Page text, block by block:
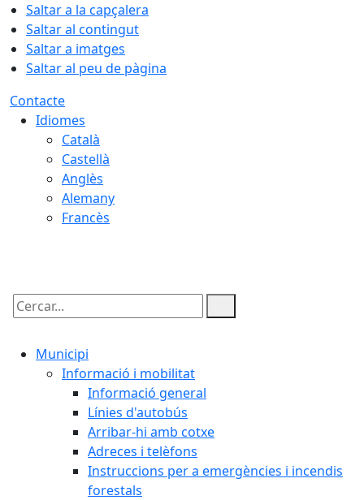
Saltar a la capçalera
Saltar al contingut
Saltar a imatges
Saltar al peu de pàgina
Contacte
Idiomes
Català
Castellà
Anglès
Alemany
Francès
Cercar:
Municipi
Informació i mobilitat
Informació general
Línies d'autobús
Arribar-hi amb cotxe
Adreces i telèfons
Instruccions per a emergències i incendis
forestals